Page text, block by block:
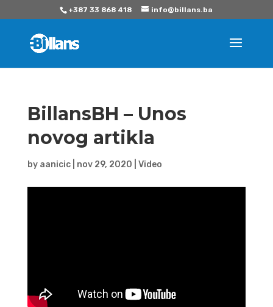
+387 33 868 418 info@billans.ba
BillansBH – Unos
novog artikla
by aanicic| nov 29, 2020 Video